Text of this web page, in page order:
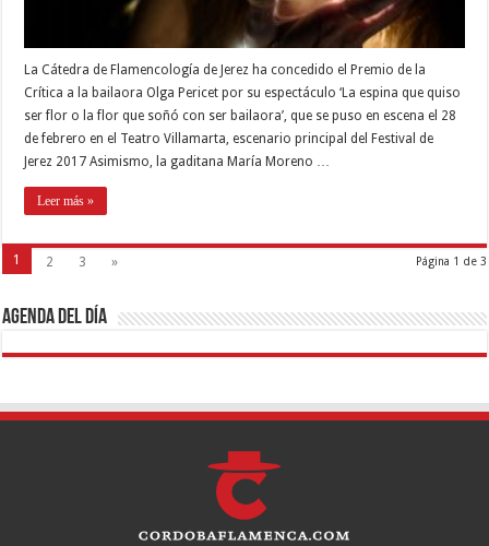
La Cátedra de Flamencología de Jerez ha concedido el Premio de la
Crítica a la bailaora Olga Pericet por su espectáculo ‘La espina que quiso
ser flor o la flor que soñó con ser bailaora’, que se puso en escena el 28
de febrero en el Teatro Villamarta, escenario principal del Festival de
Jerez 2017 Asimismo, la gaditana María Moreno …
Leer más »
Página 1 de 3
1 2 3 »
Agenda del día